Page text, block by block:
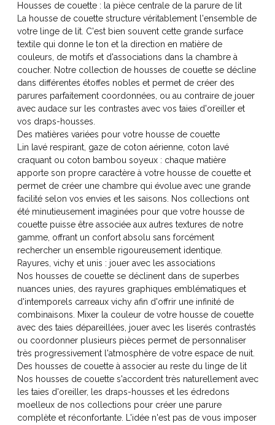
Housses de couette : la pièce centrale de la parure de lit
La housse de couette structure véritablement l'ensemble de
votre linge de lit. C'est bien souvent cette grande surface
textile qui donne le ton et la direction en matière de
couleurs, de motifs et d'associations dans la chambre à
coucher. Notre collection de housses de couette se décline
dans différentes étoffes nobles et permet de créer des
parures parfaitement coordonnées, ou au contraire de jouer
avec audace sur les contrastes avec vos taies d'oreiller et
vos draps-housses.
Des matières variées pour votre housse de couette
Lin lavé respirant, gaze de coton aérienne, coton lavé
craquant ou coton bambou soyeux : chaque matière
apporte son propre caractère à votre housse de couette et
permet de créer une chambre qui évolue avec une grande
facilité selon vos envies et les saisons. Nos collections ont
été minutieusement imaginées pour que votre housse de
couette puisse être associée aux autres textures de notre
gamme, offrant un confort absolu sans forcément
rechercher un ensemble rigoureusement identique.
Rayures, vichy et unis : jouer avec les associations
Nos housses de couette se déclinent dans de superbes
nuances unies, des rayures graphiques emblématiques et
d'intemporels carreaux vichy afin d'offrir une infinité de
combinaisons. Mixer la couleur de votre housse de couette
avec des taies dépareillées, jouer avec les liserés contrastés
ou coordonner plusieurs pièces permet de personnaliser
très progressivement l'atmosphère de votre espace de nuit.
Des housses de couette à associer au reste du linge de lit
Nos housses de couette s'accordent très naturellement avec
les taies d'oreiller, les draps-housses et les édredons
moelleux de nos collections pour créer une parure
complète et réconfortante. L'idée n'est pas de vous imposer